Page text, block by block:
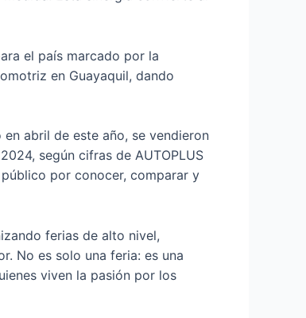
el país marcado por la
en Guayaquil, dando
abril de este año, se vendieron
según cifras de AUTOPLUS
por conocer, comparar y
ferias de alto nivel,
No es solo una feria: es una
viven la pasión por los